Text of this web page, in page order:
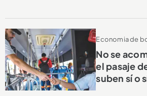
Economia de
No se
el pasaje
suben sí o